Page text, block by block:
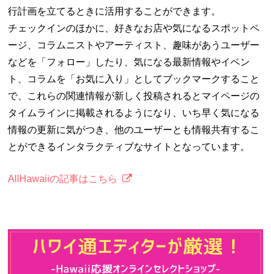
行計画を立てるときに活用することができます。
チェックインのほかに、好きなお店や気になるスポットペ
ージ、コラムニストやアーティスト、趣味があうユーザー
などを「フォロー」したり、気になる最新情報やイベン
ト、コラムを「お気に入り」としてブックマークすること
で、これらの関連情報が新しく投稿されるとマイページの
タイムラインに掲載されるようになり、いち早く気になる
情報の更新に気がつき、他のユーザーとも情報共有するこ
とができるインタラクティブなサイトとなっています。
AllHawaiiの記事はこちら